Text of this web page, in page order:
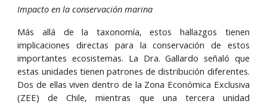
Impacto en la conservación marina
Más allá de la taxonomía, estos hallazgos tienen
implicaciones directas para la conservación de estos
importantes ecosistemas. La Dra. Gallardo señaló que
estas unidades tienen patrones de distribución diferentes.
Dos de ellas viven dentro de la Zona Económica Exclusiva
(ZEE) de Chile, mientras que una tercera unidad